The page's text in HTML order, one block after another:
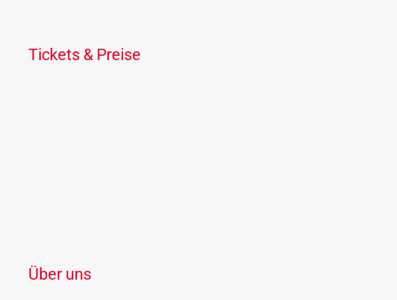
Tickets & Preise
Über uns